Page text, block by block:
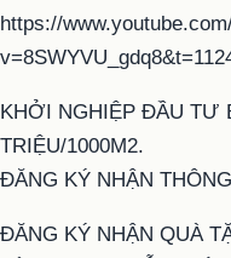
https://
KHỞI NGHIỆP ĐẦU TƯ
TRIỆU/1000M2.
ĐĂNG KÝ NHẬN
ĐĂNG KÝ NHẬN QUÀ